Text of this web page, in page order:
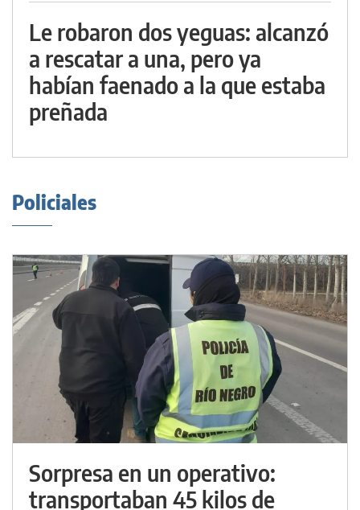
Le robaron dos yeguas: alcanzó
a rescatar a una, pero ya
habían faenado a la que estaba
preñada
Policiales
Sorpresa en un operativo:
transportaban 45 kilos de